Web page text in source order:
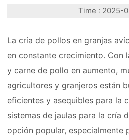
Time : 2025-
La cría de pollos en granjas
en constante crecimiento. Con
y carne de pollo en aumento,
agricultores y granjeros están
eficientes y asequibles para la
sistemas de jaulas para la cría
opción popular, especialmente